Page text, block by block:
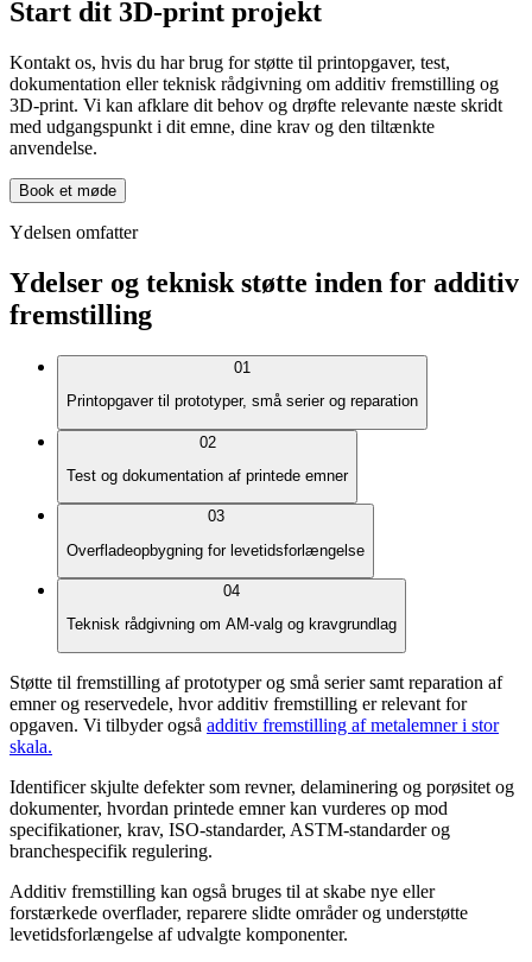
Start dit 3D-print projekt
Kontakt os, hvis du har brug for støtte til printopgaver, test,
dokumentation eller teknisk rådgivning om additiv fremstilling og
3D-print. Vi kan afklare dit behov og drøfte relevante næste skridt
med udgangspunkt i dit emne, dine krav og den tiltænkte
anvendelse.
Book et møde
Ydelsen omfatter
Ydelser og teknisk støtte inden for additiv
fremstilling
01
Printopgaver til prototyper, små serier og reparation
02
Test og dokumentation af printede emner
03
Overfladeopbygning for levetidsforlængelse
04
Teknisk rådgivning om AM-valg og kravgrundlag
Støtte til fremstilling af prototyper og små serier samt reparation af
emner og reservedele, hvor additiv fremstilling er relevant for
opgaven. Vi tilbyder også additiv fremstilling af metalemner i stor
skala.
Identificer skjulte defekter som revner, delaminering og porøsitet og
dokumenter, hvordan printede emner kan vurderes op mod
specifikationer, krav, ISO-standarder, ASTM-standarder og
branchespecifik regulering.
Additiv fremstilling kan også bruges til at skabe nye eller
forstærkede overflader, reparere slidte områder og understøtte
levetidsforlængelse af udvalgte komponenter.